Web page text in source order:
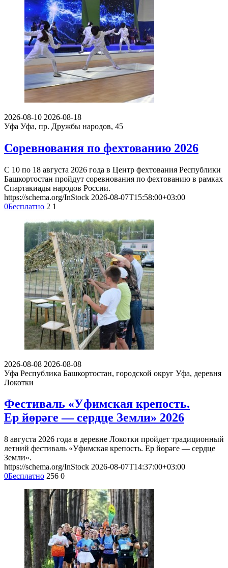
2026-08-10 2026-08-18
Уфа Уфа, пр. Дружбы народов, 45
Соревнования по фехтованию 2026
С 10 по 18 августа 2026 года в Центр фехтования Республики
Башкортостан пройдут соревнования по фехтованию в рамках
Спартакиады народов России.
https://schema.org/InStock 2026-08-07T15:58:00+03:00
0Бесплатно 2 1
2026-08-08 2026-08-08
Уфа Республика Башкортостан, городской округ Уфа, деревня
Локотки
Фестиваль «Уфимская крепость.
Ер йөрәге — сердце Земли» 2026
8 августа 2026 года в деревне Локотки пройдет традиционный
летний фестиваль «Уфимская крепость. Ер йөрәге — сердце
Земли».
https://schema.org/InStock 2026-08-07T14:37:00+03:00
0Бесплатно 256 0